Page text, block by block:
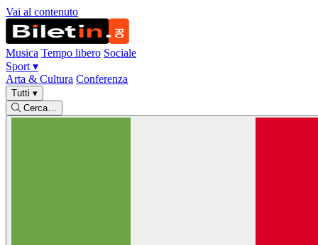
Vai al contenuto
Musica Tempo libero Sociale
Sport ▾
Arta & Cultura Conferenza
Tutti ▾
Cerca…